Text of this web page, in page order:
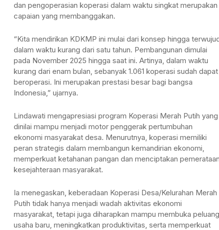
dan pengoperasian koperasi dalam waktu singkat merupakan
capaian yang membanggakan.
“Kita mendirikan KDKMP ini mulai dari konsep hingga
dalam waktu kurang dari satu tahun. Pembangunan dimulai
pada November 2025 hingga saat ini. Artinya, dalam waktu
kurang dari enam bulan, sebanyak 1.061 koperasi sudah dapat
beroperasi. Ini merupakan prestasi besar bagi bangsa
Indonesia,” ujarnya.
Lindawati mengapresiasi program Koperasi Merah Putih yang
dinilai mampu menjadi motor penggerak pertumbuhan
ekonomi masyarakat desa. Menurutnya, koperasi memiliki
peran strategis dalam membangun kemandirian ekonomi,
memperkuat ketahanan pangan dan menciptakan
kesejahteraan masyarakat.
Ia menegaskan, keberadaan Koperasi Desa/Kelurahan Merah
Putih tidak hanya menjadi wadah aktivitas ekonomi
masyarakat, tetapi juga diharapkan mampu membuka peluang
usaha baru, meningkatkan produktivitas, serta memperkuat